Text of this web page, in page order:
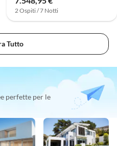
2 Ospiti / 7 Notti
Tutto
perfette per le